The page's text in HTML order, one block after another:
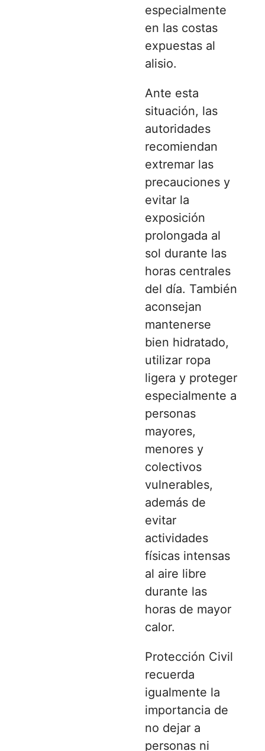
especialmente
en las costas
expuestas al
alisio.
Ante esta
situación, las
autoridades
recomiendan
extremar las
precauciones y
evitar la
exposición
prolongada al
sol durante las
horas centrales
del día. También
aconsejan
mantenerse
bien hidratado,
utilizar ropa
ligera y proteger
especialmente a
personas
mayores,
menores y
colectivos
vulnerables,
además de
evitar
actividades
físicas intensas
al aire libre
durante las
horas de mayor
calor.
Protección Civil
recuerda
igualmente la
importancia de
no dejar a
personas ni